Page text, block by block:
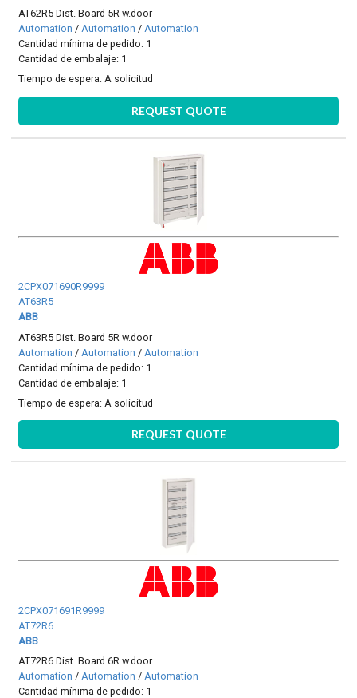
AT62R5 Dist. Board 5R w.door
Automation /Automation /Automation
Cantidad mínima de pedido: 1
Cantidad de embalaje: 1
Tiempo de espera:A solicitud
REQUEST QUOTE
2CPX071690R9999
AT63R5
ABB
AT63R5 Dist. Board 5R w.door
Automation / Automation / Automation
Cantidad mínima de pedido: 1
Cantidad de embalaje: 1
Tiempo de espera: A solicitud
REQUEST QUOTE
2CPX071691R9999
AT72R6
ABB
AT72R6 Dist. Board 6R w.door
Automation /Automation /Automation
Cantidad mínima de pedido: 1